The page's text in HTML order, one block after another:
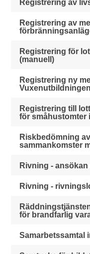
Registrering av
Registrering av
Registrering för
(manuell)
Registrering ny
Vuxenutbildningen
Registrering till
för småhustomter
Riskbedömning
sammankomster
Rivning -
Rivning -
för brandfarlig
Samarbetssamtal